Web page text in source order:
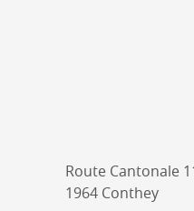
Route Cantonale
1964 Conthey